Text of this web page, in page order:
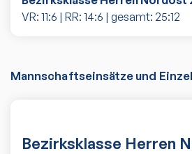
VR: 11:6 | RR: 14:6 | gesamt: 25:12
Mannschaftseinsätze und
Bezirksklasse Herren